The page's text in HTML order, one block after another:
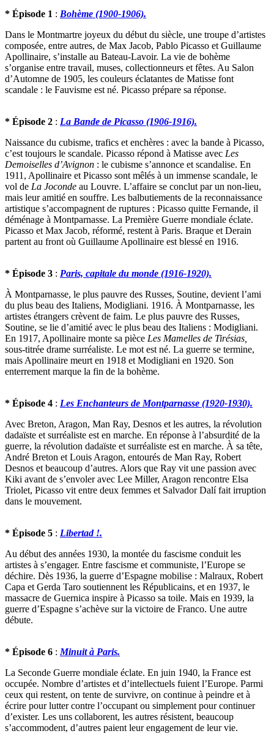
* Épisode 1 : Bohème (1900-1906).
Dans le Montmartre joyeux du début du siècle, une troupe d’artistes
composée, entre autres, de Max Jacob, Pablo Picasso et Guillaume
Apollinaire, s’installe au Bateau-Lavoir. La vie de bohème
s’organise entre travail, muses, collectionneurs et fêtes. Au Salon
d’Automne de 1905, les couleurs éclatantes de Matisse font
scandale : le Fauvisme est né. Picasso prépare sa réponse.
* Épisode 2 : La Bande de Picasso (1906-1916).
Naissance du cubisme, trafics et enchères : avec la bande à Picasso,
c’est toujours le scandale. Picasso répond à Matisse avec Les
Demoiselles d’Avignon : le cubisme s’annonce et scandalise. En
1911, Apollinaire et Picasso sont mêlés à un immense scandale, le
vol de La Joconde au Louvre. L’affaire se conclut par un non-lieu,
mais leur amitié en souffre. Les balbutiements de la reconnaissance
artistique s’accompagnent de ruptures : Picasso quitte Fernande, il
déménage à Montparnasse. La Première Guerre mondiale éclate.
Picasso et Max Jacob, réformé, restent à Paris. Braque et Derain
partent au front où Guillaume Apollinaire est blessé en 1916.
* Épisode 3 : Paris, capitale du monde (1916-1920).
À Montparnasse, le plus pauvre des Russes, Soutine, devient l’ami
du plus beau des Italiens, Modigliani. 1916. À Montparnasse, les
artistes étrangers crèvent de faim. Le plus pauvre des Russes,
Soutine, se lie d’amitié avec le plus beau des Italiens : Modigliani.
En 1917, Apollinaire monte sa pièce Les Mamelles de Tirésias,
sous-titrée drame surréaliste. Le mot est né. La guerre se termine,
mais Apollinaire meurt en 1918 et Modigliani en 1920. Son
enterrement marque la fin de la bohème.
* Épisode 4 : Les Enchanteurs de Montparnasse (1920-1930).
Avec Breton, Aragon, Man Ray, Desnos et les autres, la révolution
dadaïste et surréaliste est en marche. En réponse à l’absurdité de la
guerre, la révolution dadaïste et surréaliste est en marche. À sa tête,
André Breton et Louis Aragon, entourés de Man Ray, Robert
Desnos et beaucoup d’autres. Alors que Ray vit une passion avec
Kiki avant de s’envoler avec Lee Miller, Aragon rencontre Elsa
Triolet, Picasso vit entre deux femmes et Salvador Dalí fait irruption
dans le mouvement.
* Épisode 5 : Libertad !.
Au début des années 1930, la montée du fascisme conduit les
artistes à s’engager. Entre fascisme et communiste, l’Europe se
déchire. Dès 1936, la guerre d’Espagne mobilise : Malraux, Robert
Capa et Gerda Taro soutiennent les Républicains, et en 1937, le
massacre de Guernica inspire à Picasso sa toile. Mais en 1939, la
guerre d’Espagne s’achève sur la victoire de Franco. Une autre
débute.
* Épisode 6 : Minuit à Paris.
La Seconde Guerre mondiale éclate. En juin 1940, la France est
occupée. Nombre d’artistes et d’intellectuels fuient l’Europe. Parmi
ceux qui restent, on tente de survivre, on continue à peindre et à
écrire pour lutter contre l’occupant ou simplement pour continuer
d’exister. Les uns collaborent, les autres résistent, beaucoup
s’accommodent, d’autres paient leur engagement de leur vie.